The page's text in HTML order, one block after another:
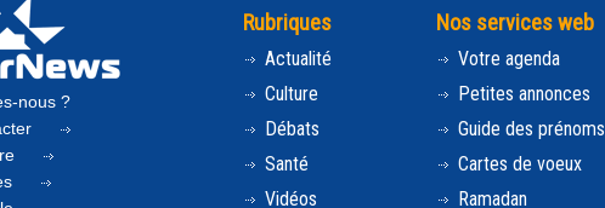
nous ?
Rubriques
Actualité
Culture
Débats
Santé
Vidéos
Nos services web
Votre agenda
Petites annonces
Guide des prénoms
Cartes de voeux
Ramadan